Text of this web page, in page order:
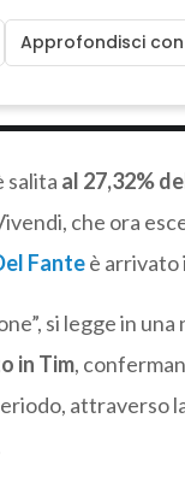
Approfondisci
salita al 27,32%
che ora
Fanteè arrivato
si legge in una
in Tim,
attraverso